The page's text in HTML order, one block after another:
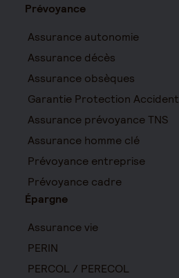
Prévoyance
Assurance autonomie
Assurance décès
Assurance obsèques
Garantie Protection Accident
Assurance prévoyance TNS
Assurance homme clé
Prévoyance entreprise
Prévoyance cadre
Épargne
Assurance vie
PERIN
PERCOL / PERECOL